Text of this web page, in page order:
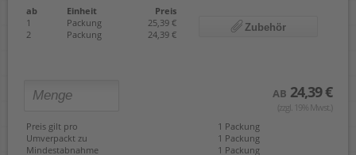
ab Einheit
Preis
1
Packung
25,39 €
2
Packung 24,39 €
Zubehör
AB 24,39 €
(zzgl. 19% Mwst.)
Preis gilt pro
1 Packung
Umverpackt zu
1 Packung
Mindestabnahme
1 Packung